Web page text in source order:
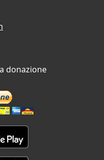
donazione